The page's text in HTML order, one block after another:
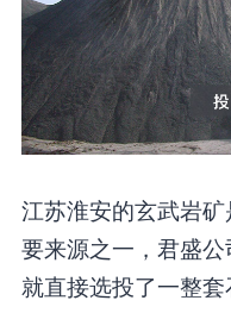
江苏淮安的玄武岩
要来源之一，君盛
就直接选投了一整